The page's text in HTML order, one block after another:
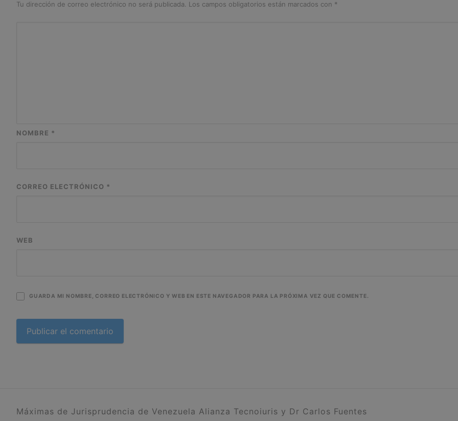
Tu dirección de correo electrónico no será publicada. Los campos obligatorios están marcados con *
NOMBRE *
CORREO ELECTRÓNICO *
WEB
GUARDA MI NOMBRE, CORREO ELECTRÓNICO Y WEB EN ESTE NAVEGADOR PARA LA PRÓXIMA VEZ QUE COMENTE.
Máximas de Jurisprudencia de Venezuela Alianza Tecnoiuris y Dr Carlos Fuentes